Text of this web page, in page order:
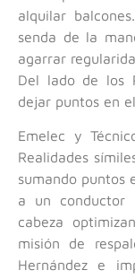
alquilar
senda de la
agarrar
Del lado de los
dejar puntos en
Emelec y
Realidades
sumando puntos
a un conductor
cabeza
misión de
Hernández e